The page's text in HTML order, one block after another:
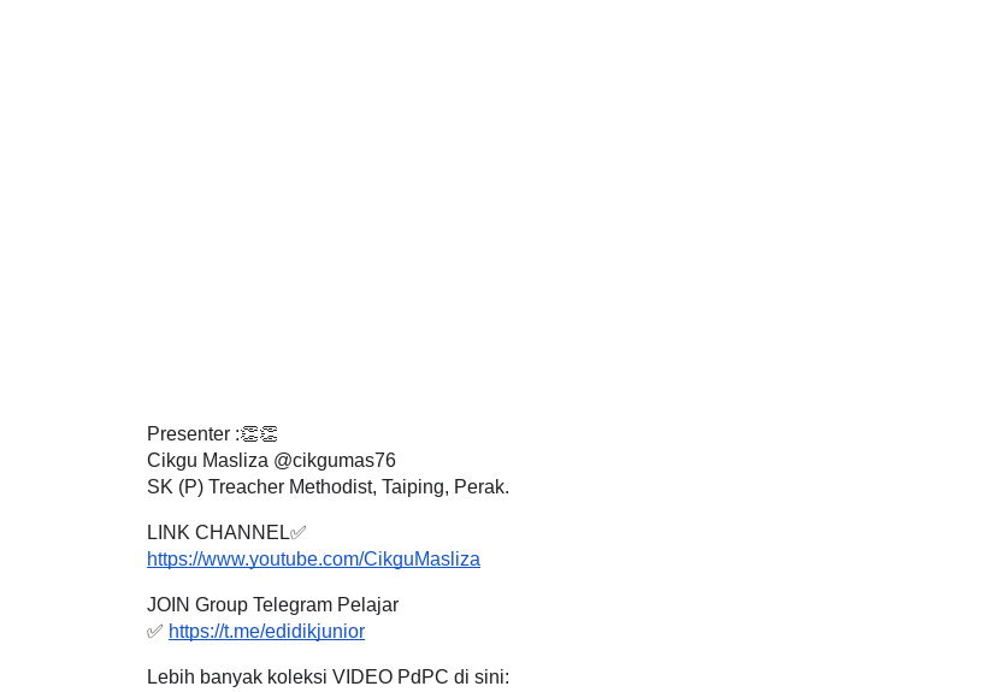
Presenter :👏👏
Cikgu Masliza @cikgumas76
SK (P) Treacher Methodist, Taiping, Perak.
LINK CHANNEL✅
https://www.youtube.com/CikguMasliza
JOIN Group Telegram Pelajar
✅ https://t.me/edidikjunior
Lebih banyak koleksi VIDEO PdPC di sini: